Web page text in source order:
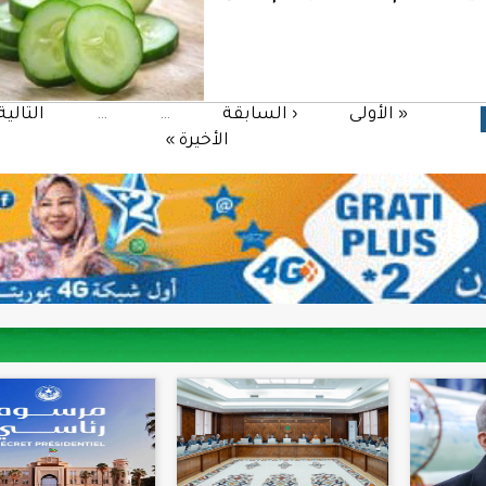
« الأولى ‹ السابقة …
…
الأخيرة »